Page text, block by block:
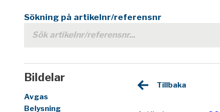
Sökning på artikelnr/referensnr
Bildelar
Avgas
Belysning
Tillbaka